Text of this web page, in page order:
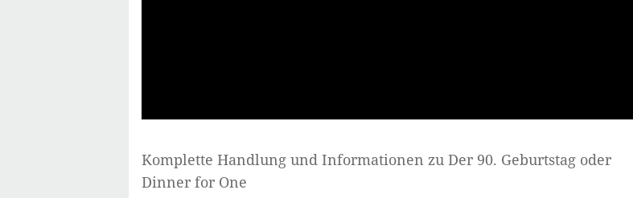
Komplette Handlung und Informationen zu Der 90. Geburtstag oder
Dinner for One